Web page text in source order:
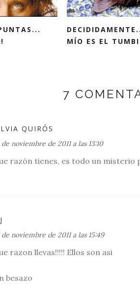
MÍO ES EL
7
QUIRÓS
de noviembre de 2011 a las 13:10
razón tienes, es todo un misterio
de noviembre de 2011 a las 15:49
razon llevas!!!!! Ellos son asi
besazo